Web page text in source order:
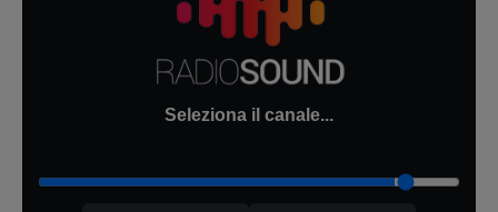
Seleziona il canale...